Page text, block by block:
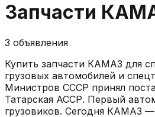
Запчасти
3 объявления
Купить запчасти КАМАЗ для
грузовых автомобилей и
Министров СССР принял
Татарская АССР. Первый
грузовиков. Сегодня КАМАЗ